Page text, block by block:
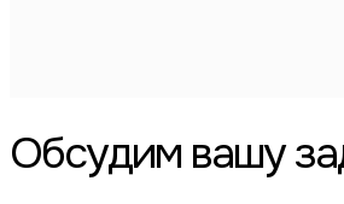
Обсудим вашу